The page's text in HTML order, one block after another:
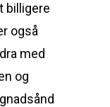
billigere
også
med
og